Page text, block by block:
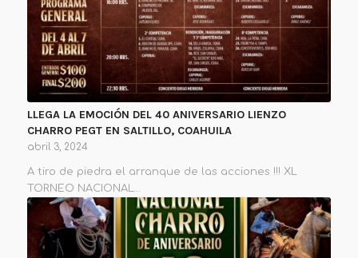
LLEGA LA EMOCIÓN DEL 40 ANIVERSARIO LIENZO
CHARRO PEGT EN SALTILLO, COAHUILA
abril 3, 2024
A tiro de piedra el arranque de las acciones !!! XL
TORNEO NACIONAL…